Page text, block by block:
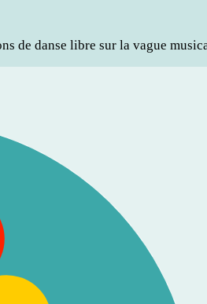
de danse libre sur la vague